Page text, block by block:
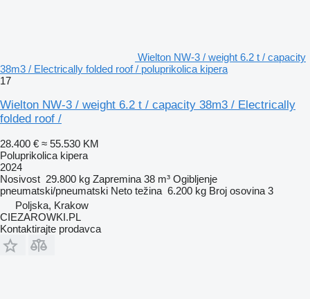
Wielton NW-3 / weight 6.2 t / capacity
38m3 / Electrically folded roof / poluprikolica kipera
17
Wielton NW-3 / weight 6.2 t / capacity 38m3 / Electrically
folded roof /
28.400 € ≈ 55.530 KM
Poluprikolica kipera
2024
Nosivost 29.800 kg Zapremina 38 m³ Ogibljenje
pneumatski/pneumatski Neto težina 6.200 kg Broj osovina 3
Poljska, Krakow
CIEZAROWKI.PL
Kontaktirajte prodavca